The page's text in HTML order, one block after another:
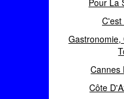
Pour La
C'est
Cannes
Côte